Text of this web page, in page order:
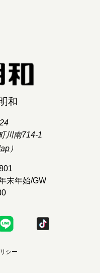
和
川南714-1
）
末年始/GW
シー